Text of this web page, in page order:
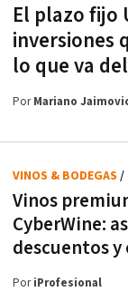
El plazo fijo
inversiones
lo que va
PorMariano
Vinos
CyberWine:
descuentos
VINOS & BODEGAS /
PoriProfesional